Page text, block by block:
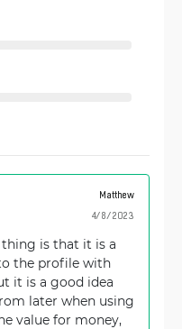
Matthew
4/8/2023
is that it is a
the profile with
it is a good idea
later when using
value for money,